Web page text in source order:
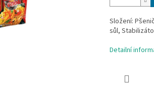
Složení:
sůl,
Detailní